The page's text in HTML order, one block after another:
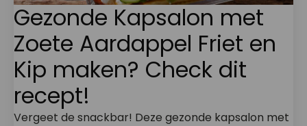
Gezonde Kapsalon met
Zoete Aardappel Friet en
Kip maken? Check dit
recept!
Vergeet de snackbar! Deze gezonde kapsalon met